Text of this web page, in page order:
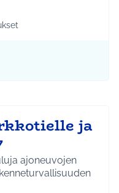
mukaan: Liikunta ja
ja
ajoneuvojen